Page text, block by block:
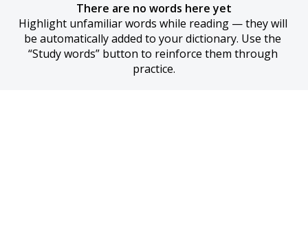
There are no words here yet
Highlight unfamiliar words while reading — they will
be automatically added to your dictionary. Use the
“Study words” button to reinforce them through
practice.